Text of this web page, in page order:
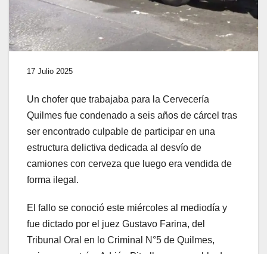
17 Julio 2025
Un chofer que trabajaba para la Cervecería
Quilmes fue condenado a seis años de cárcel tras
ser encontrado culpable de participar en una
estructura delictiva dedicada al desvío de
camiones con cerveza que luego era vendida de
forma ilegal.
El fallo se conoció este miércoles al mediodía y
fue dictado por el juez Gustavo Farina, del
Tribunal Oral en lo Criminal N°5 de Quilmes,